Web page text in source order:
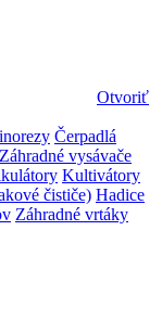
Otvoriť
Čerpadlá
Záhradné vysávače
Kultivátory
čističe) Hadice
Záhradné vrtáky